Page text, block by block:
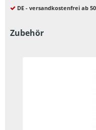
DE - versandkostenfrei ab
Zubehör